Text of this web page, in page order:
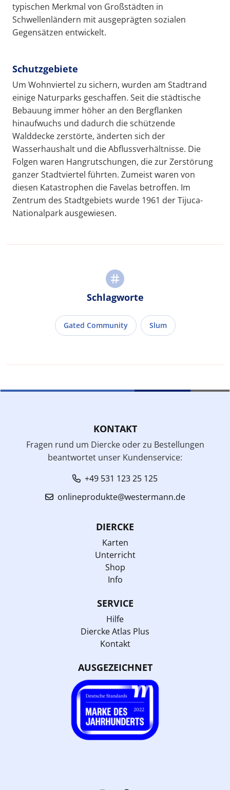
typischen Merkmal von Großstädten in
Schwellenländern mit ausgeprägten sozialen
Gegensätzen entwickelt.
Schutzgebiete
Um Wohnviertel zu sichern, wurden am Stadtrand
einige Naturparks geschaffen. Seit die städtische
Bebauung immer höher an den Bergflanken
hinaufwuchs und dadurch die schützende
Walddecke zerstörte, änderten sich der
Wasserhaushalt und die Abflussverhältnisse. Die
Folgen waren Hangrutschungen, die zur Zerstörung
ganzer Stadtviertel führten. Zumeist waren von
diesen Katastrophen die Favelas betroffen. Im
Zentrum des Stadtgebiets wurde 1961 der Tijuca-
Nationalpark ausgewiesen.
Schlagworte
Gated Community Slum
KONTAKT
Fragen rund um Diercke oder zu Bestellungen
beantwortet unser Kundenservice:
+49 531 123 25 125
onlineprodukte@westermann.de
DIERCKE
Karten
Unterricht
Shop
Info
SERVICE
Hilfe
Diercke Atlas Plus
Kontakt
AUSGEZEICHNET